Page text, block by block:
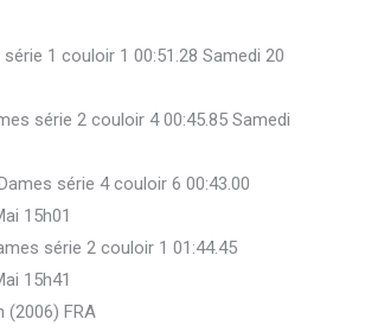
1 couloir 1 00:51.28 Samedi 20
série 2 couloir 4 00:45.85 Samedi
série 4 couloir 6 00:43.00
15h01
série 2 couloir 1 01:44.45
15h41
(2006) FRA